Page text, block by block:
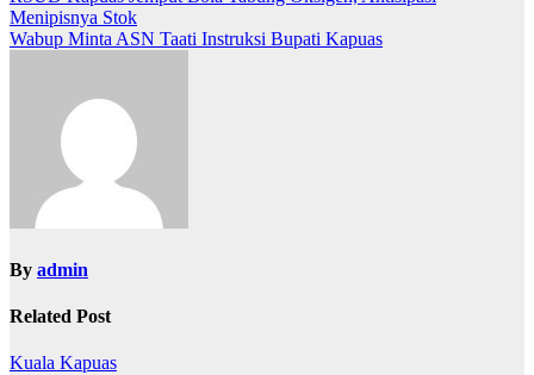
pos
Menipisnya Stok
Wabup Minta ASN Taati Instruksi Bupati Kapuas
By admin
Related Post
Kuala Kapuas